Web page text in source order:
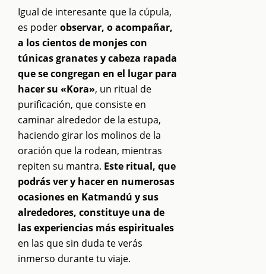
Igual de interesante que la cúpula,
es poderobservar, o acompañar,
a los cientos de monjes con
túnicas granates y cabeza rapada
que se congregan en el lugar para
hacer su «Kora», un ritual de
purificación, que consiste en
caminar alrededor de la estupa,
haciendo girar los molinos de la
oración que la rodean, mientras
repiten su mantra. Este ritual, que
podrás ver y hacer en numerosas
ocasiones en Katmandú y sus
alrededores, constituye una de
las experiencias más espirituales
en las que sin duda te verás
inmerso durante tu viaje.